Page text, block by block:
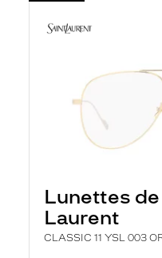
Lunettes
Laurent
CLASSIC 11 YSL 003